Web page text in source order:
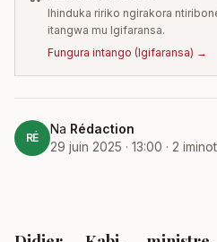
Ihinduka ririko ngirakora
itangwa mu Igifaransa.
Fungura intango (Igifaransa) →
RÉ
Na Rédaction
29 juin 2025 · 13:00 · 2